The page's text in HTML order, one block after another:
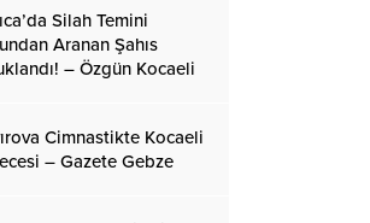
Silah Temini
Aranan Şahıs
– Özgün Kocaeli
Cimnastikte Kocaeli
– Gazete Gebze